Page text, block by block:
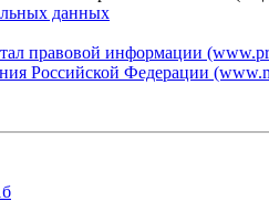
данных
правовой информации
Российской Федерации